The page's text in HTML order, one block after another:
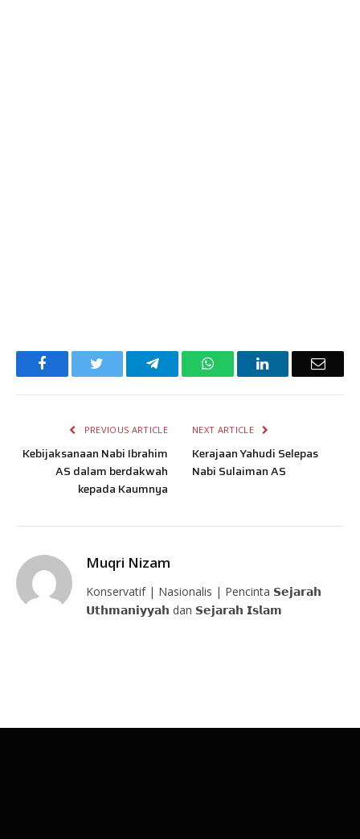
Facebook TelegramWhatsAppLinkedIn Email
PREVIOUS ARTICLE
Kebijaksanaan Nabi Ibrahim
AS dalam berdakwah
kepada Kaumnya
NEXT ARTICLE
Kerajaan Yahudi Selepas
Nabi Sulaiman AS
Muqri Nizam
Konservatif | Nasionalis | Pencinta 𝗦𝗲𝗷𝗮𝗿𝗮𝗵
𝗨𝘁𝗵𝗺𝗮𝗻𝗶𝘆𝘆𝗮𝗵 dan 𝗦𝗲𝗷𝗮𝗿𝗮𝗵 𝗜𝘀𝗹𝗮𝗺